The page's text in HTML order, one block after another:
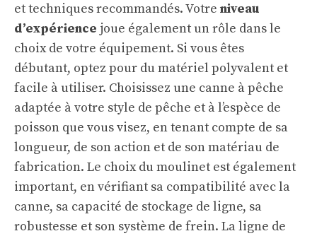
et techniques recommandés. Votre niveau
d’expérience joue également un rôle dans le
choix de votre équipement. Si vous êtes
débutant, optez pour du matériel polyvalent et
facile à utiliser. Choisissez une canne à pêche
adaptée à votre style de pêche et à l’espèce de
poisson que vous visez, en tenant compte de sa
longueur, de son action et de son matériau de
fabrication. Le choix du moulinet est également
important, en vérifiant sa compatibilité avec la
canne, sa capacité de stockage de ligne, sa
robustesse et son système de frein. La ligne de